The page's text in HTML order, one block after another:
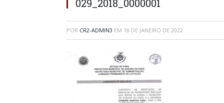
029_2018_0000001
POR CR2-ADMIN3 EM 18 DE JANEIRO DE 2022